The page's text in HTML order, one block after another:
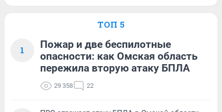
ТОП 5
1
Пожар и две беспилотные
опасности: как Омская область
пережила вторую атаку БПЛА
29 358 22